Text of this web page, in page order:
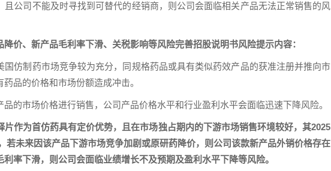
且公司不能及时寻找到可替代的经销商，则公司会面临相关产品无法正常销售的风
价、新产品毛利率下滑、关税影响等风险完善招股说明书风险提示内容：
国仿制药市场竞争较为充分，同规格药品或具有类似药效产品的获准注册并推向市
品的价格和市场份额造成冲击。
的市场价格进行销售，公司产品价格水平和行业盈利水平会面临迅速下降风险。
作为首仿药具有定价优势，且在市场独占期内的下游市场销售环境较好，其2025
若未来因该产品下游市场竞争加剧或原研药降价，则公司该款新产品外销价格存在
利率下滑，则公司会面临业绩增长不及预期及盈利水平下降等风险。